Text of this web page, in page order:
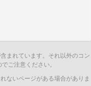
まれています。それ以外のコン
ご注意ください。
ないページがある場合がありま